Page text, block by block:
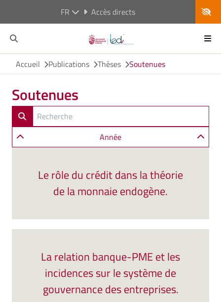
FR Accès directs
Accueil Publications Thèses Soutenues
Soutenues
Année
Le rôle du crédit dans la théorie
de la monnaie endogène.
La relation banque-PME et les
incidences sur le système de
gouvernance des entreprises.